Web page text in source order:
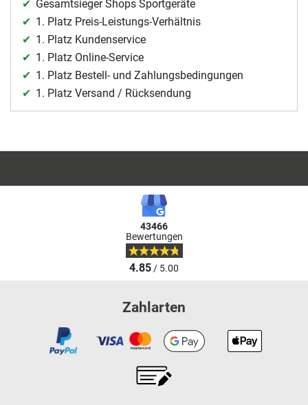
Gesamtsieger Shops Sportgeräte
1. Platz Preis-Leistungs-Verhältnis
1. Platz Kundenservice
1. Platz Online-Service
1. Platz Bestell- und Zahlungsbedingungen
1. Platz Versand / Rücksendung
43466
Bewertungen
4.85/ 5.00
Zahlarten